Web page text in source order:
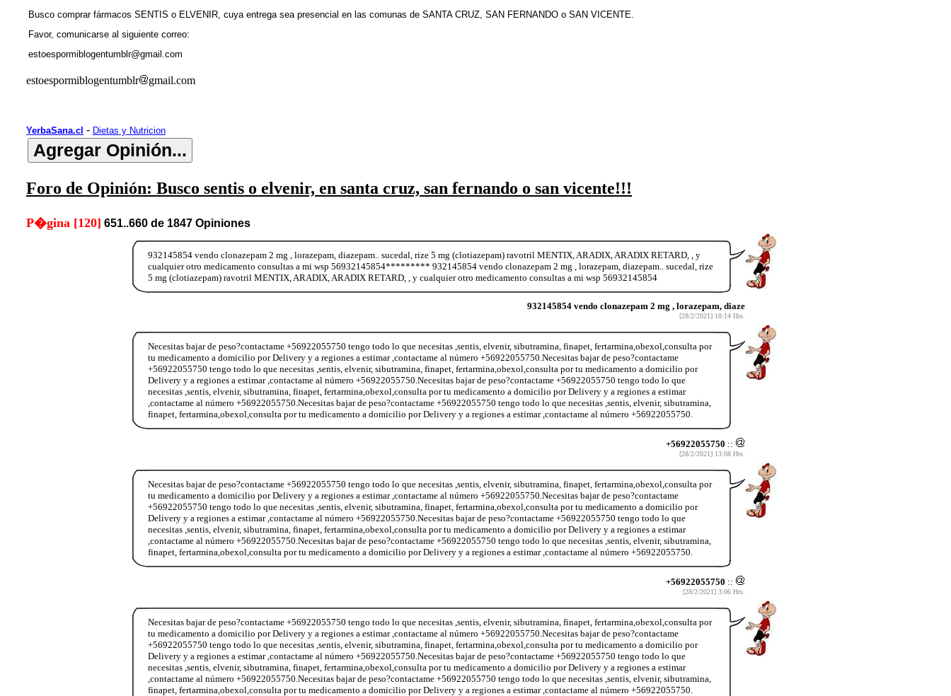
Busco comprar fármacos SENTIS o ELVENIR, cuya entrega sea presencial en las comunas de SANTA CRUZ, SAN FERNANDO o SAN VICENTE.
Favor, comunicarse al siguiente correo:
estoespormiblogentumblr@gmail.com
estoespormiblogentumblr gmail.com
YerbaSana.cl - Dietas y Nutricion
Foro de Opinión: Busco sentis o elvenir, en santa cruz, san fernando o san vicente!!!
P�gina [120] 651..660 de 1847 Opiniones
932145854 vendo clonazepam 2 mg , lorazepam, diazepam.. sucedal, rize 5 mg (clotiazepam) ravotril MENTIX, ARADIX, ARADIX RETARD, , y
cualquier otro medicamento consultas a mi wsp 56932145854********* 932145854 vendo clonazepam 2 mg , lorazepam, diazepam.. sucedal, rize
5 mg (clotiazepam) ravotril MENTIX, ARADIX, ARADIX RETARD, , y cualquier otro medicamento consultas a mi wsp 56932145854
932145854 vendo clonazepam 2 mg , lorazepam, diaze
[28/2/2021] 18:14 Hrs.
Necesitas bajar de peso?contactame +56922055750 tengo todo lo que necesitas ,sentis, elvenir, sibutramina, finapet, fertarmina,obexol,consulta por
tu medicamento a domicilio por Delivery y a regiones a estimar ,contactame al número +56922055750.Necesitas bajar de peso?contactame
+56922055750 tengo todo lo que necesitas ,sentis, elvenir, sibutramina, finapet, fertarmina,obexol,consulta por tu medicamento a domicilio por
Delivery y a regiones a estimar ,contactame al número +56922055750.Necesitas bajar de peso?contactame +56922055750 tengo todo lo que
necesitas ,sentis, elvenir, sibutramina, finapet, fertarmina,obexol,consulta por tu medicamento a domicilio por Delivery y a regiones a estimar
,contactame al número +56922055750.Necesitas bajar de peso?contactame +56922055750 tengo todo lo que necesitas ,sentis, elvenir, sibutramina,
finapet, fertarmina,obexol,consulta por tu medicamento a domicilio por Delivery y a regiones a estimar ,contactame al número +56922055750.
+56922055750 ::
[28/2/2021] 13:08 Hrs.
Necesitas bajar de peso?contactame +56922055750 tengo todo lo que necesitas ,sentis, elvenir, sibutramina, finapet, fertarmina,obexol,consulta por
tu medicamento a domicilio por Delivery y a regiones a estimar ,contactame al número +56922055750.Necesitas bajar de peso?contactame
+56922055750 tengo todo lo que necesitas ,sentis, elvenir, sibutramina, finapet, fertarmina,obexol,consulta por tu medicamento a domicilio por
Delivery y a regiones a estimar ,contactame al número +56922055750.Necesitas bajar de peso?contactame +56922055750 tengo todo lo que
necesitas ,sentis, elvenir, sibutramina, finapet, fertarmina,obexol,consulta por tu medicamento a domicilio por Delivery y a regiones a estimar
,contactame al número +56922055750.Necesitas bajar de peso?contactame +56922055750 tengo todo lo que necesitas ,sentis, elvenir, sibutramina,
finapet, fertarmina,obexol,consulta por tu medicamento a domicilio por Delivery y a regiones a estimar ,contactame al número +56922055750.
+56922055750 ::
[28/2/2021] 3:06 Hrs.
Necesitas bajar de peso?contactame +56922055750 tengo todo lo que necesitas ,sentis, elvenir, sibutramina, finapet, fertarmina,obexol,consulta por
tu medicamento a domicilio por Delivery y a regiones a estimar ,contactame al número +56922055750.Necesitas bajar de peso?contactame
+56922055750 tengo todo lo que necesitas ,sentis, elvenir, sibutramina, finapet, fertarmina,obexol,consulta por tu medicamento a domicilio por
Delivery y a regiones a estimar ,contactame al número +56922055750.Necesitas bajar de peso?contactame +56922055750 tengo todo lo que
necesitas ,sentis, elvenir, sibutramina, finapet, fertarmina,obexol,consulta por tu medicamento a domicilio por Delivery y a regiones a estimar
,contactame al número +56922055750.Necesitas bajar de peso?contactame +56922055750 tengo todo lo que necesitas ,sentis, elvenir, sibutramina,
finapet, fertarmina,obexol,consulta por tu medicamento a domicilio por Delivery y a regiones a estimar ,contactame al número +56922055750.